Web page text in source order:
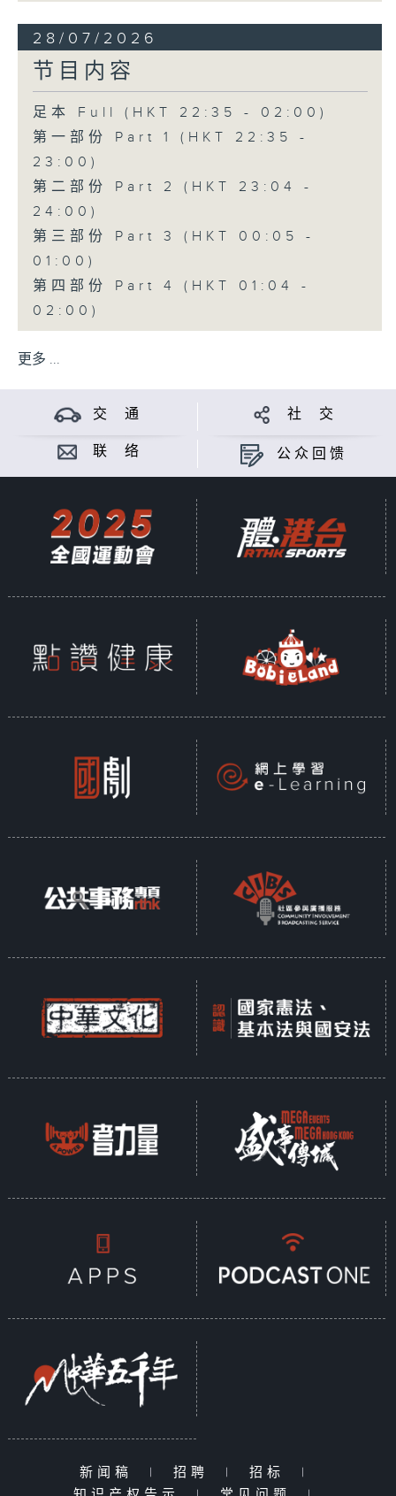
28/07/2026
节目内容
足本 Full (HKT 22:35 - 02:00)
第一部份 Part 1 (HKT 22:35 -
23:00)
第二部份 Part 2 (HKT 23:04 -
24:00)
第三部份 Part 3 (HKT 00:05 -
01:00)
第四部份 Part 4 (HKT 01:04 -
02:00)
更多 ...
交 通 社 交
联 络 公众回馈
新闻稿 | 招聘 | 招标
|